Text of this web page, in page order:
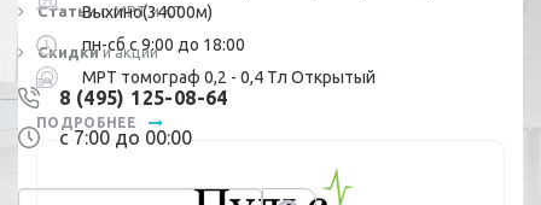
Выхино(34000м)
пн-сб с 9:00 до 18:00
МРТ томограф 0,2 - 0,4 Тл Открытый
ПОДРОБНЕЕ
Статьи о МРТ и КТ
Скидки и акции
8 (495) 125-08-64
с 7:00 до 00:00